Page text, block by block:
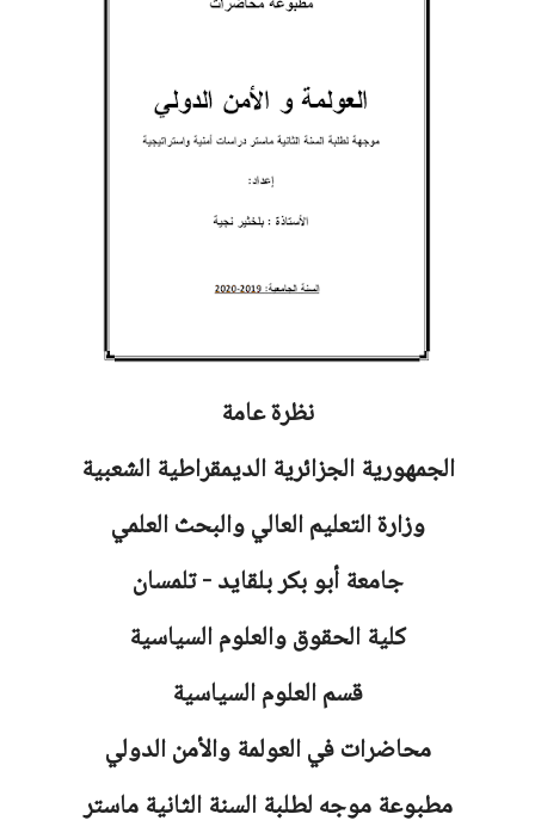
نظرة عامة
الجمهورية الجزائرية الديمقراطية الشعبية
وزارة التعليم العالي والبحث العلمي
جامعة أبو بكر بلقايد - تلمسان
كلية الحقوق والعلوم السياسية
قسم العلوم السياسية
محاضرات في العولمة والأمن الدولي
مطبوعة موجه لطلبة السنة الثانية ماستر